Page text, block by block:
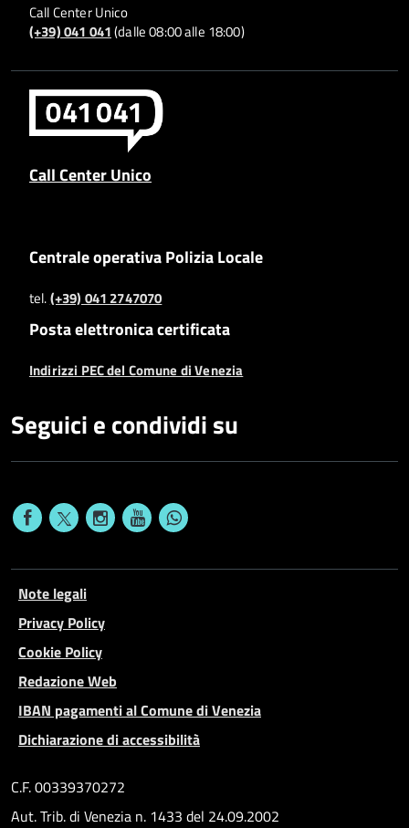
Call Center Unico
(+39) 041 041(dalle 08:00 alle 18:00)
Call Center Unico
Centrale operativa Polizia Locale
tel.(+39) 041 2747070
Posta elettronica certificata
Indirizzi PEC del Comune di Venezia
Seguici e condividi su
Note legali
Privacy Policy
Cookie Policy
Redazione Web
IBAN pagamenti al Comune di Venezia
Dichiarazione di accessibilità
C.F. 00339370272
Aut. Trib. di Venezia n. 1433 del 24.09.2002